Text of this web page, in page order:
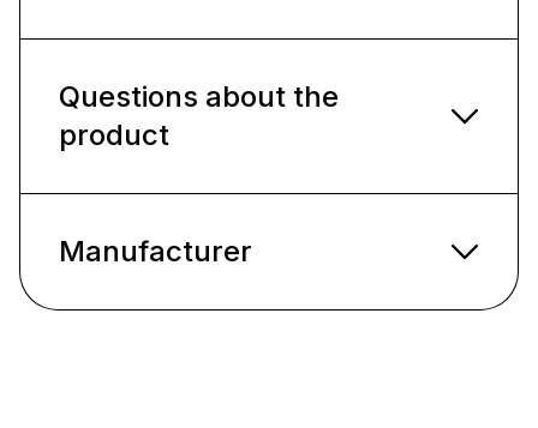
Questions about the
product
Manufacturer